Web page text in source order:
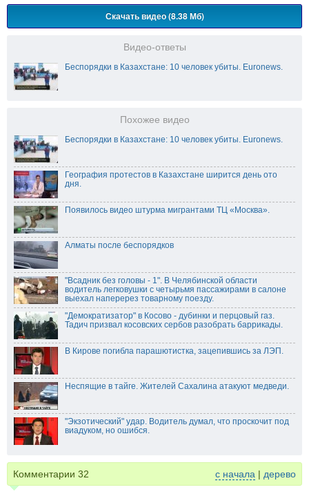
Скачать видео (8.38 Мб)
Видео-ответы
Беспорядки в Казахстане: 10 человек убиты. Euronews.
Похожее видео
Беспорядки в Казахстане: 10 человек убиты. Euronews.
География протестов в Казахстане ширится день ото
дня.
Появилось видео штурма мигрантами ТЦ «Москва».
Алматы после беспорядков
"Всадник без головы - 1". В Челябинской области
водитель легковушки с четырьмя пассажирами в салоне
выехал наперерез товарному поезду.
"Демократизатор" в Косово - дубинки и перцовый газ.
Тадич призвал косовских сербов разобрать баррикады.
В Кирове погибла парашютистка, зацепившись за ЛЭП.
Неспящие в тайге. Жителей Сахалина атакуют медведи.
"Экзотический" удар. Водитель думал, что проскочит под
виадуком, но ошибся.
Комментарии 32 с начала | дерево